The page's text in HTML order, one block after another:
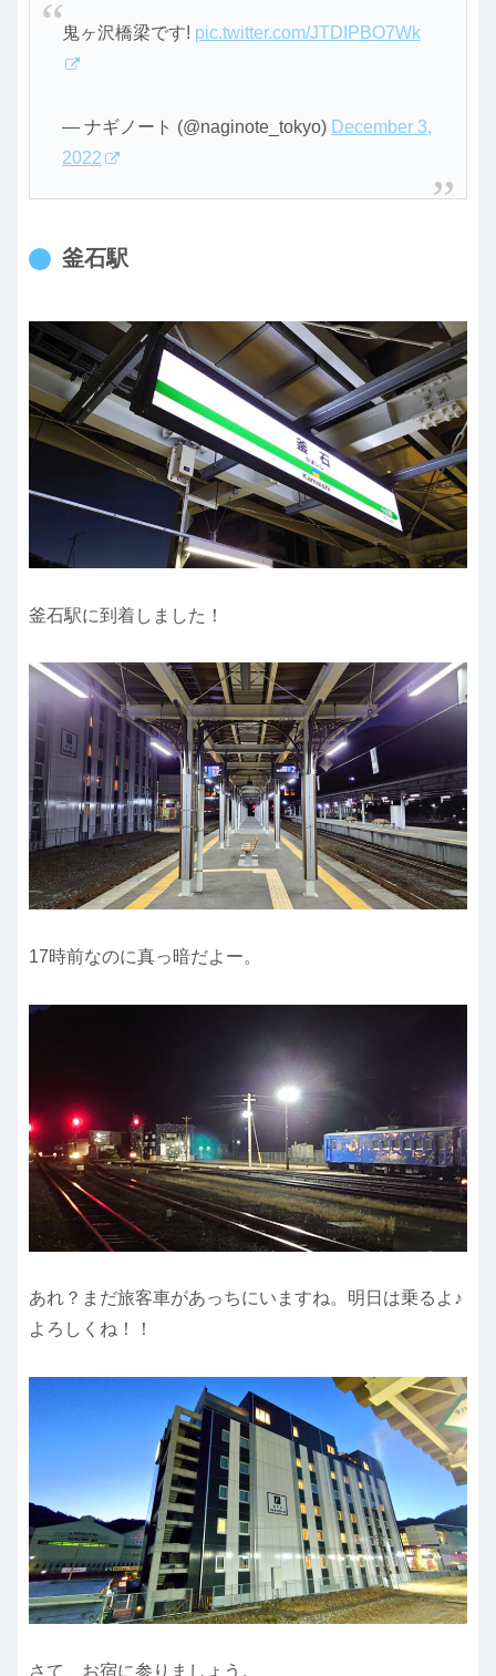
鬼ヶ沢橋梁です! pic.twitter.com/JTDIPBO7Wk
— ナギノート (@naginote_tokyo) December 3,
2022
釜石駅
釜石駅に到着しました！
17時前なのに真っ暗だよー。
あれ？まだ旅客車があっちにいますね。明日は乗るよ♪
よろしくね！！
さて、お宿に参りましょう。